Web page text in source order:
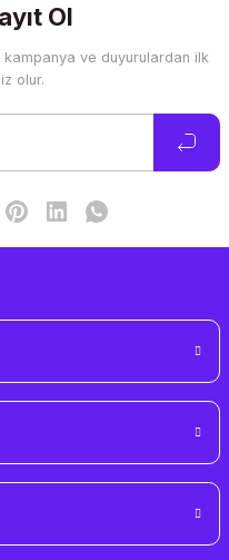
Ol
ve duyurulardan ilk
olur.